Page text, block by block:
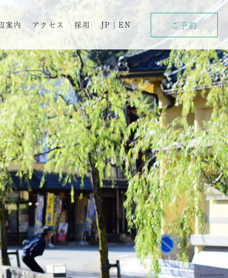
案内 アクセス 採用 JP | EN ご予約